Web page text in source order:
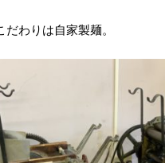
わりは自家製麺。